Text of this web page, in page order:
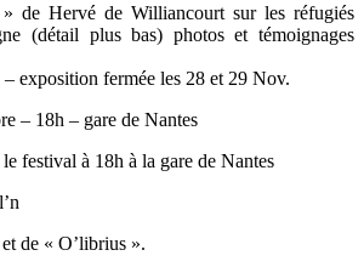
de Hervé de Williancourt sur les réfugiés
(détail plus bas) photos et témoignages
exposition fermée les 28 et 29 Nov.
– 18h – gare de Nantes
festival à 18h à la gare de Nantes
de « O’librius ».